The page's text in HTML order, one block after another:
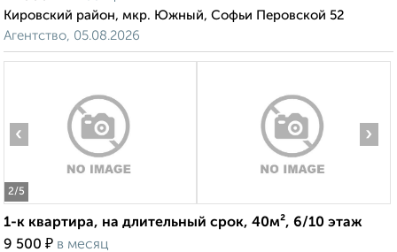
Кировский район, мкр. Южный, Софьи Перовской 52
Агентство, 05.08.2026
2/5
‹ ›
1-к квартира, на длительный срок, 40м², 6/10 этаж
9 500 ₽ в месяц